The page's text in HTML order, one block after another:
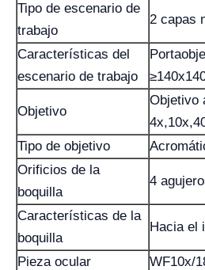
Tipo de escenario de
trabajo
2 capas
Características del
escenario de trabajo
Objetivo
Objetivo
Tipo de objetivo
Orificios de la
boquilla
4
Características de la
boquilla
Hacia el
Pieza ocular
WF10x/